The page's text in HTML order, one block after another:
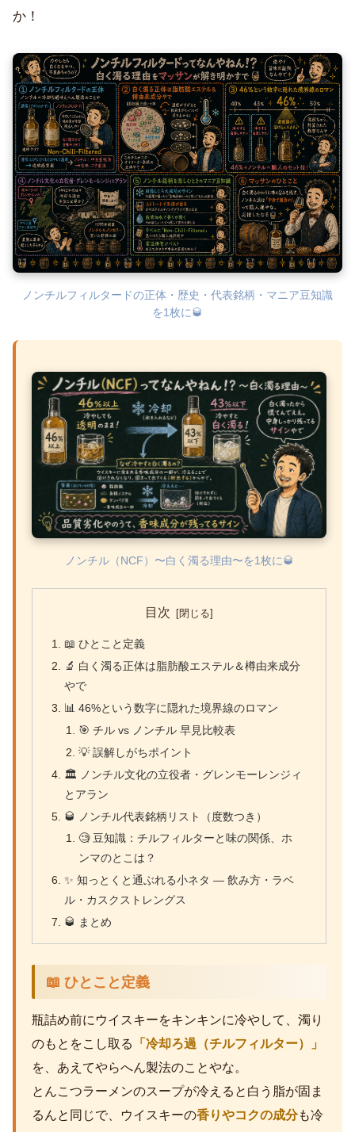
か！
ノンチルフィルタードの正体・歴史・代表銘柄・マニア豆知識
を1枚に🥃
ノンチル（NCF）〜白く濁る理由〜を1枚に🥃
目次
📖 ひとこと定義
🔬 白く濁る正体は脂肪酸エステル＆樽由来成分
やで
📊 46%という数字に隠れた境界線のロマン
🎯 チル vs ノンチル 早見比較表
💡 誤解しがちポイント
🏛 ノンチル文化の立役者・グレンモーレンジィ
とアラン
🥃 ノンチル代表銘柄リスト（度数つき）
🧐 豆知識：チルフィルターと味の関係、ホ
ンマのとこは？
✨ 知っとくと通ぶれる小ネタ — 飲み方・ラベ
ル・カスクストレングス
🥃 まとめ
📖 ひとこと定義
瓶詰め前にウイスキーをキンキンに冷やして、濁り
のもとをこし取る
「冷却ろ過（チルフィルター）」
を、あえてやらへん製法のことやな。
とんこつラーメンのスープが冷えると白う脂が固ま
るんと同じで、ウイスキーの香りやコクの成分も冷